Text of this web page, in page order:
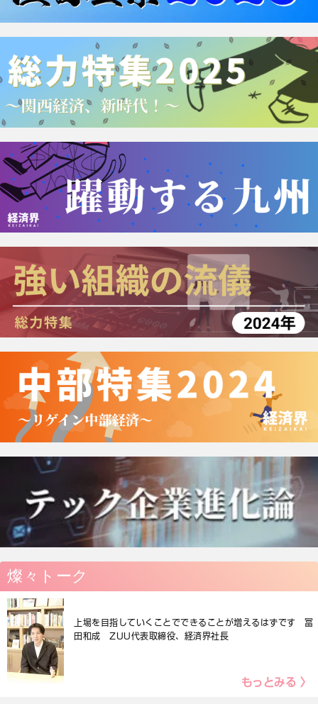
燦々トーク
上場を目指していくことでできることが増えるはずです 冨
田和成 ZUU代表取締役、経済界社長
もっとみる 〉